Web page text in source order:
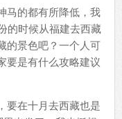
马的都有所降低，我
的时候从福建去西藏
的景色吧？一个人可
要是有什么攻略建议
要在十月去西藏也是